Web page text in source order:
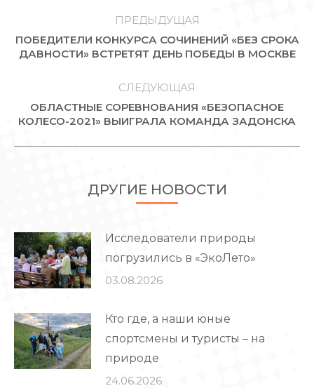
ЗАПИСЯМ
ПРЕДЫДУЩАЯ
Предыдущая
ПОБЕДИТЕЛИ КОНКУРСА СОЧИНЕНИЙ «БЕЗ СРОКА
ДАВНОСТИ» ВСТРЕТЯТ ДЕНЬ ПОБЕДЫ В МОСКВЕ
СЛЕДУЮЩАЯ
Следующая
ОБЛАСТНЫЕ СОРЕВНОВАНИЯ «БЕЗОПАСНОЕ
КОЛЕСО-2021» ВЫИГРАЛА КОМАНДА ЗАДОНСКА
ДРУГИЕ НОВОСТИ
Исследователи природы
погрузились в «ЭкоЛето»
03.08.2026
Кто где, а наши юные
спортсмены и туристы – на
природе
24.06.2026